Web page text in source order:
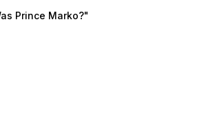
Prince Marko?"